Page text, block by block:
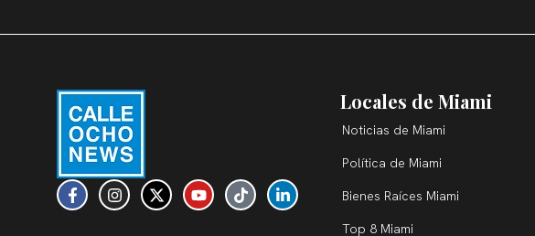
F
a
I
n
X
-
Y
o
T
i
L
i
Locales de Miami
Noticias de Miami
Política de Miami
Bienes Raíces Miami
Top 8 Miami